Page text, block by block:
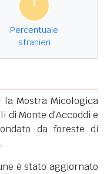
Percentuale
stranieri
Mostra Micologica
di Monte d'Accoddi e
da foreste di
è stato aggiornato